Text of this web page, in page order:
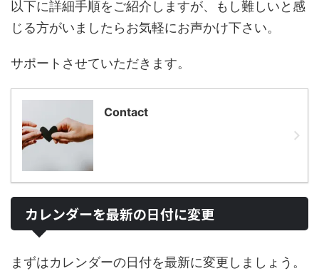
以下に詳細手順をご紹介しますが、もし難しいと感
じる方がいましたらお気軽にお声かけ下さい。
サポートさせていただきます。
Contact
カレンダーを最新の日付に変更
まずはカレンダーの日付を最新に変更しましょう。